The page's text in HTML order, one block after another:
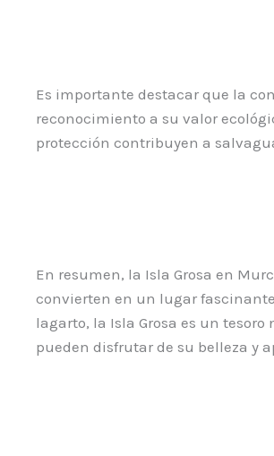
Es importante destacar que la
reconocimiento a su valor
protección contribuyen a
En resumen, la Isla Grosa en
convierten en un lugar
lagarto, la Isla Grosa es un
pueden disfrutar de su belleza y